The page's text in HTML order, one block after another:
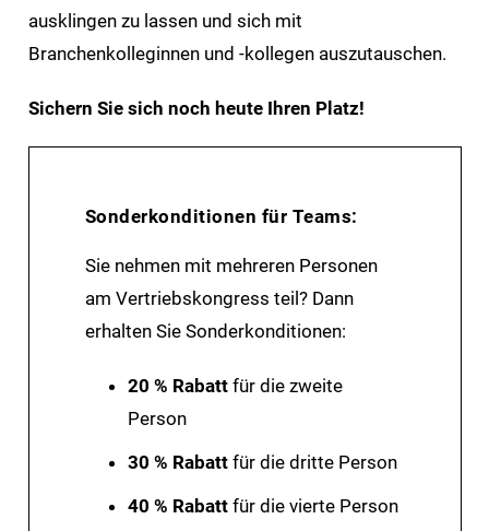
ausklingen zu lassen und sich mit
Branchenkolleginnen und -kollegen auszutauschen.
Sichern Sie sich noch heute Ihren Platz!
Sonderkonditionen für Teams:
Sie nehmen mit mehreren Personen
am Vertriebskongress teil? Dann
erhalten Sie Sonderkonditionen:
20 % Rabatt für die zweite
Person
30 % Rabatt für die dritte Person
40 % Rabattfür die vierte Person